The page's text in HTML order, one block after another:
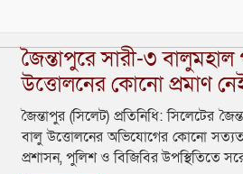
জৈন্তাপুরে সারী-৩
উত্তোলনের কোনো প্রমাণ
জৈন্তাপুর (সিলেট) প্রতিনিধি: সিলেটের
বালু উত্তোলনের অভিযোগের কোনো
প্রশাসন, পুলিশ ও বিজিবির উপস্থিতিতে